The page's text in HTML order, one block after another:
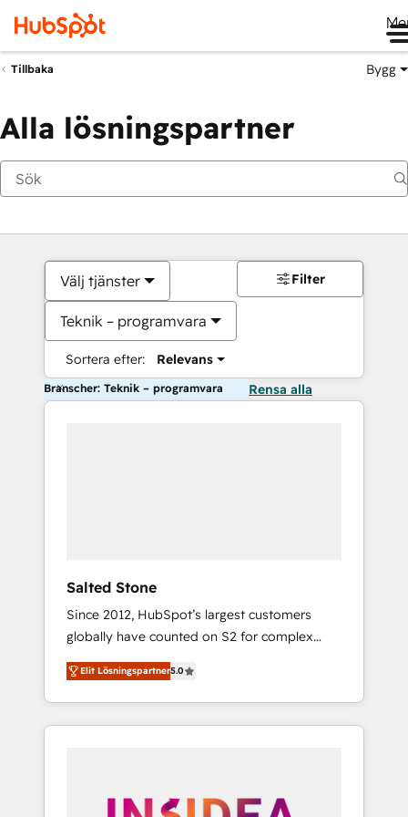
Tillbaka Bygg
Alla lösningspartner
Välj tjänster
Teknik – programvara
Sortera efter: Relevans
Filter
Branscher: Teknik – programvara Rensa alla
Salted Stone
Since 2012, HubSpot’s largest customers
globally have counted on S2 for complex
migrations, change management, systems
integration, and creative solutions that
deliver measurable impact and transform
brand experiences As one of the few full-
globally regionalized HubSpot websites,
Elit Lösningspartner5.0